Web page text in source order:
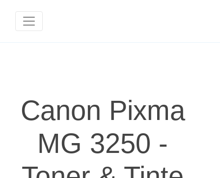
Canon Pixma
MG 3250 -